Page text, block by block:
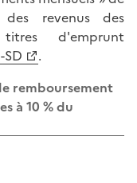
revenus des
d'emprunt
.
remboursement
à 10 % du